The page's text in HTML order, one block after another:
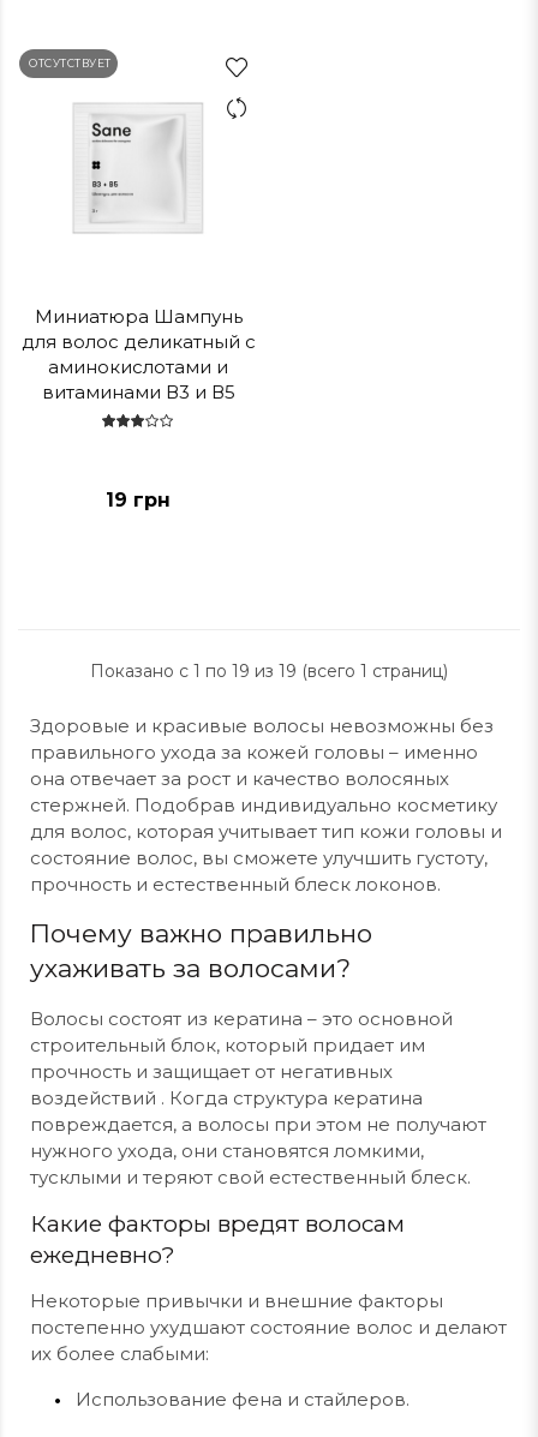
ОТСУТСТВУЕТ
Миниатюра Шампунь
для волос деликатный с
аминокислотами и
витаминами В3 и В5
Sane
19 грн
Показано с 1 по 19 из 19 (всего 1 страниц)
Здоровые и красивые волосы невозможны без
правильного ухода за кожей головы – именно
она отвечает за рост и качество волосяных
стержней. Подобрав индивидуально косметику
для волос, которая учитывает тип кожи головы и
состояние волос, вы сможете улучшить густоту,
прочность и естественный блеск локонов.
Почему важно правильно
ухаживать за волосами?
Волосы состоят из кератина – это основной
строительный блок, который придает им
прочность и защищает от негативных
воздействий . Когда структура кератина
повреждается, а волосы при этом не получают
нужного ухода, они становятся ломкими,
тусклыми и теряют свой естественный блеск.
Какие факторы вредят волосам
ежедневно?
Некоторые привычки и внешние факторы
постепенно ухудшают состояние волос и делают
их более слабыми:
Использование фена и стайлеров.